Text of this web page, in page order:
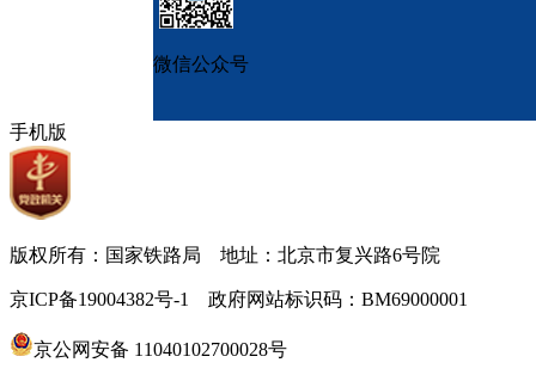
微信公众号
手机版
版权所有：国家铁路局 地址：北京市复兴路6号院
京ICP备19004382号-1 政府网站标识码：BM69000001
京公网安备 11040102700028号